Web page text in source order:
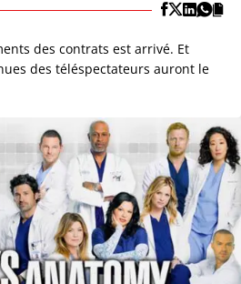
des contrats est arrivé. Et
des téléspectateurs auront le